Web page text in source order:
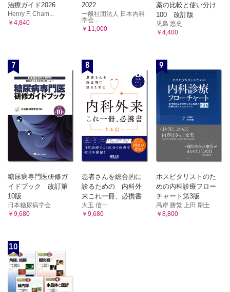
治療ガイド2026
Henry F. Cham...
￥4,840
2022
一般社団法人 日本内科
学会...
￥11,000
薬の比較と使い分け
100 改訂版
児島 悠史
￥4,400
7
糖尿病専門医研修ガ
イドブック 改訂第
10版
日本糖尿病学会
￥9,680
8
患者さんを総合的に
診るための 内科外
来これ一冊、必携書
大玉 信一
￥9,680
9
ホスピタリストのた
めの内科診療フロー
チャート第3版
髙岸 勝繁 上田 剛士
￥8,800
10